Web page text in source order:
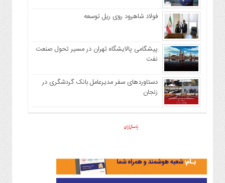
فولاد شاهرود روی ریل توسعه
پیشگامی پالایشگاه تهران در مسیر تحول صنعت
نفت
دستاوردهای سفر مدیرعامل بانک گردشگری در
زنجان